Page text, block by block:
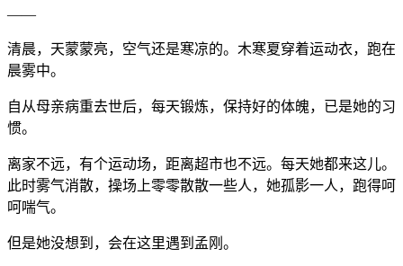
——
清晨，天蒙蒙亮，空气还是寒凉的。木寒夏穿着运动衣，跑在
晨雾中。
自从母亲病重去世后，每天锻炼，保持好的体魄，已是她的习
惯。
离家不远，有个运动场，距离超市也不远。每天她都来这儿。
此时雾气消散，操场上零零散散一些人，她孤影一人，跑得呵
呵喘气。
但是她没想到，会在这里遇到孟刚。